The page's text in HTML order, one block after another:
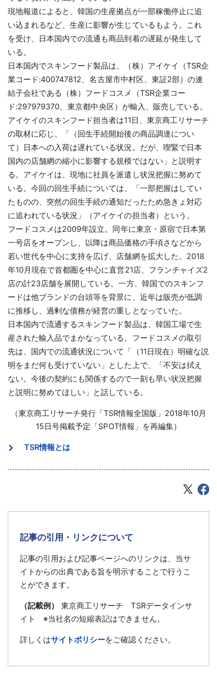
現地報道によると、韓国の生産拠点が一部稼働停止に追
い込まれるなど、生産に影響が生じているもよう。これ
を受け、日本国内での流通も商品到着の遅延が発生して
いる。
日本国内でスキンフード製品は、（株）アイケイ（TSR企
業コード:400747812、名古屋市中村区、東証2部）の連
結子会社である（株）フードコスメ（TSR企業コー
ド:297979370、東京都中央区）が輸入、販売している。
アイケイのスキンフード担当者は11日、東京商工リサーチ
の取材に応じ、「（回生手続開始後の商品調達につい
て）日本への入荷は遅れている状況。だが、喫緊で日本
国内の店舗網の縮小に影響する規模ではない」と説明す
る。アイケイは、現地に社員を派遣し状況把握に努めて
いる。今回の回生手続については、「一部把握はしてい
たものの、突然の回生手続の通知だったため急きょ対応
に追われている状況」（アイケイの担当者）という。
フードコスメは2009年設立。同年に東京・原宿で日本第
一号店をオープンし、以降は商品価格の手頃さなどから
若い世代を中心に支持を広げ、店舗網を拡大した。2018
年10月現在で首都圏を中心に直営21店、フランチャイズ2
店の計23店舗を展開している。一方、韓国でのスキンフ
ードは他ブランドの台頭等を背景に、近年は販売が低調
に推移し、過剰な債務が経営の重しとなっていた。
日本国内で流通するスキンフード製品は、韓国工場で生
産された輸入品でまかなっている。フードコスメの取引
先は、国内での流通状況について「（11日現在）明確な説
明をまだ何も受けていない」とした上で、「不安は拭え
ない。今後の契約にも関係するので一刻も早い状況把握
と説明に努めてほしい」と話している。
（東京商工リサーチ発行「TSR情報全国版」2018年10月
15日号掲載予定「SPOT情報」を再編集）
TSR情報とは
記事の引用・リンクについて
記事の引用および記事ページへのリンクは、当サ
イトからの出典である旨を明示することで行うこ
とができます。
（記載例）
東京商工リサーチ TSRデータインサ
イト ※当社名の短縮表記はできません。
詳しくはサイトポリシーをご確認ください。